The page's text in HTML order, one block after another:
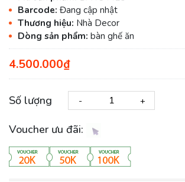
Barcode: Đang cập nhật
Thương hiệu: Nhà Decor
Dòng sản phẩm: bàn ghế ăn
4.500.000₫
Số lượng - +
Voucher ưu đãi: